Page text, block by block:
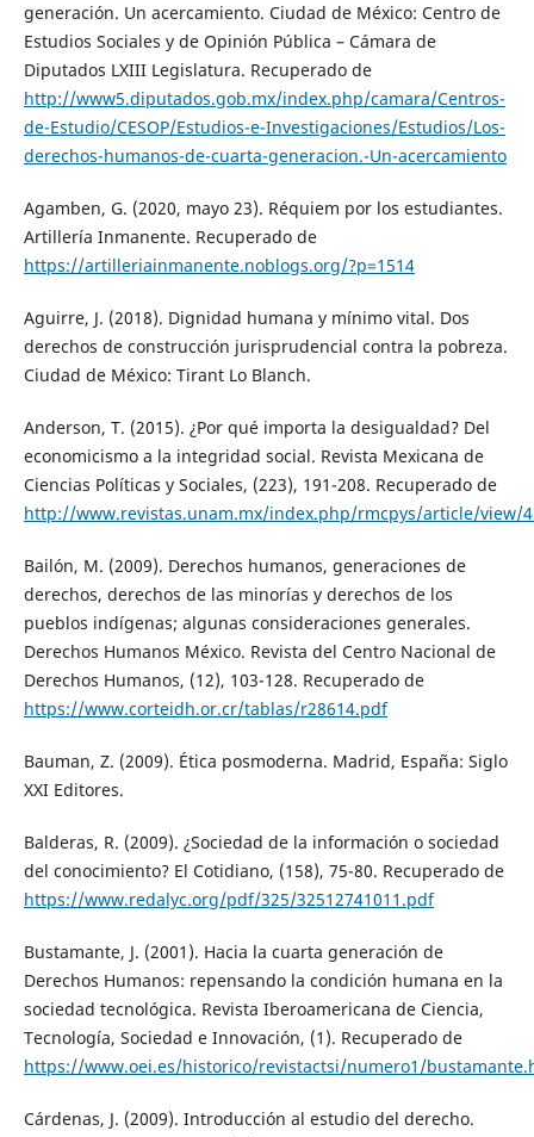
generación. Un acercamiento. Ciudad de México: Centro de
Estudios Sociales y de Opinión Pública – Cámara de
Diputados LXIII Legislatura. Recuperado de
http://www5.diputados.gob.mx/index.php/camara/Centros-
de-Estudio/CESOP/Estudios-e-Investigaciones/Estudios/Los-
derechos-humanos-de-cuarta-generacion.-Un-acercamiento
Agamben, G. (2020, mayo 23). Réquiem por los estudiantes.
Artillería Inmanente. Recuperado de
https://artilleriainmanente.noblogs.org/?p=1514
Aguirre, J. (2018). Dignidad humana y mínimo vital. Dos
derechos de construcción jurisprudencial contra la pobreza.
Ciudad de México: Tirant Lo Blanch.
Anderson, T. (2015). ¿Por qué importa la desigualdad? Del
economicismo a la integridad social. Revista Mexicana de
Ciencias Políticas y Sociales, (223), 191-208. Recuperado de
http://www.revistas.unam.mx/index.php/rmcpys/article/view/
Bailón, M. (2009). Derechos humanos, generaciones de
derechos, derechos de las minorías y derechos de los
pueblos indígenas; algunas consideraciones generales.
Derechos Humanos México. Revista del Centro Nacional de
Derechos Humanos, (12), 103-128. Recuperado de
https://www.corteidh.or.cr/tablas/r28614.pdf
Bauman, Z. (2009). Ética posmoderna. Madrid, España: Siglo
XXI Editores.
Balderas, R. (2009). ¿Sociedad de la información o sociedad
del conocimiento? El Cotidiano, (158), 75-80. Recuperado de
https://www.redalyc.org/pdf/325/32512741011.pdf
Bustamante, J. (2001). Hacia la cuarta generación de
Derechos Humanos: repensando la condición humana en la
sociedad tecnológica. Revista Iberoamericana de Ciencia,
Tecnología, Sociedad e Innovación, (1). Recuperado de
https://www.oei.es/historico/revistactsi/numero1/
Cárdenas, J. (2009). Introducción al estudio del derecho.